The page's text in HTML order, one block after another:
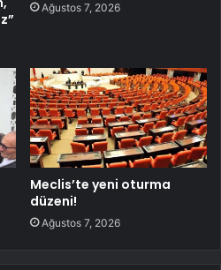
Ağustos 7, 2026
Meclis’te yeni oturma
düzeni!
Ağustos 7, 2026